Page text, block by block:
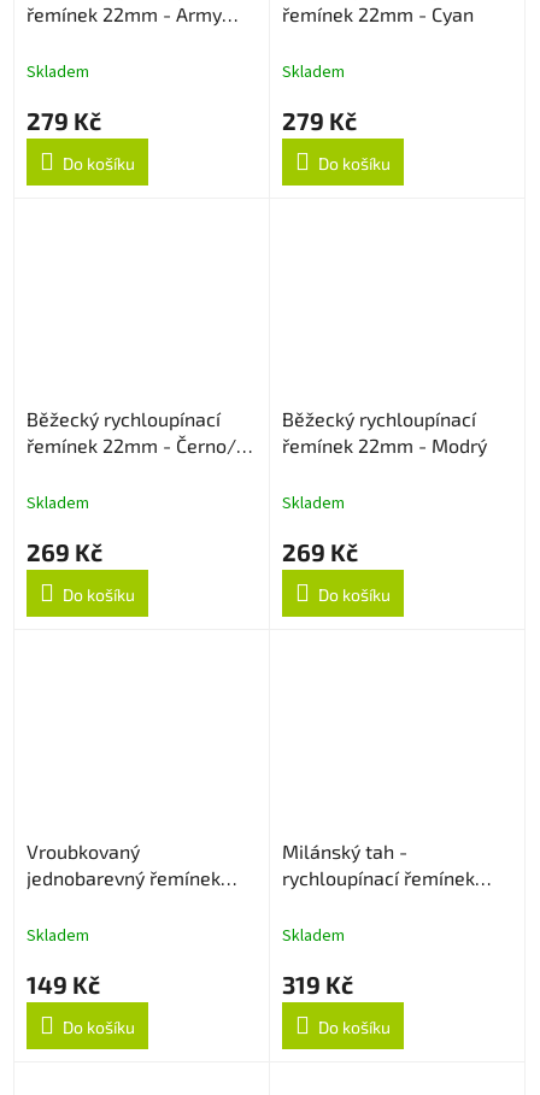
řemínek 22mm - Army
Skladem
279 Kč
Do košíku
řemínek 22mm - Cyan
Skladem
279 Kč
Do košíku
Běžecký rychloupínací
řemínek 22mm - Černo/
Skladem
269 Kč
Do košíku
Běžecký rychloupínací
řemínek 22mm - Modrý
Skladem
269 Kč
Do košíku
Vroubkovaný
jednobarevný řemínek
Skladem
149 Kč
Do košíku
Milánský tah -
rychloupínací řemínek
Skladem
319 Kč
Do košíku